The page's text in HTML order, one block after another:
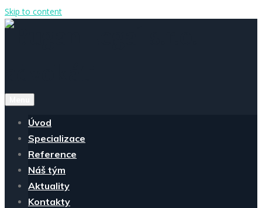
Skip to content
Úvod
Specializace
Reference
Náš tým
Aktuality
Kontakty